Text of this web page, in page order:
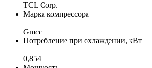
TCL Corp.
Марка компрессора
Gmcc
Потребление при охлаждении, кВт
0,854